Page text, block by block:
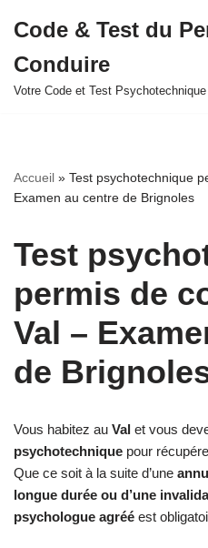
au
contenu
Code & Test du
Conduire
Votre Code et Test
Accueil » Test psychotechnique
Examen au centre de Brignoles
Test
permis de
Val –
de
Vous habitez au Val et vous
psychotechnique pour
Que ce soit à la suite d’une
longue durée ou d’une
psychologue agréé est